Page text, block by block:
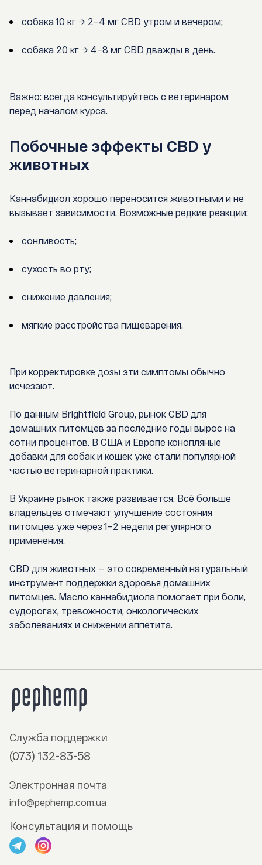
собака 10 кг → 2–4 мг CBD утром и вечером;
собака 20 кг → 4–8 мг CBD дважды в день.
Важно: всегда консультируйтесь с ветеринаром
перед началом курса.
Побочные эффекты CBD у
животных
Каннабидиол хорошо переносится животными и не
вызывает зависимости. Возможные редкие реакции:
сонливость;
сухость во рту;
снижение давления;
мягкие расстройства пищеварения.
При корректировке дозы эти симптомы обычно
исчезают.
По данным Brightfield Group, рынок CBD для
домашних питомцев за последние годы вырос на
сотни процентов. В США и Европе конопляные
добавки для собак и кошек уже стали популярной
частью ветеринарной практики.
В Украине рынок также развивается. Всё больше
владельцев отмечают улучшение состояния
питомцев уже через 1–2 недели регулярного
применения.
CBD для животных — это современный натуральный
инструмент поддержки здоровья домашних
питомцев. Масло каннабидиола помогает при боли,
судорогах, тревожности, онкологических
заболеваниях и снижении аппетита.
Служба поддержки
(073) 132-83-58
Электронная почта
info@pephemp.com.ua
Консультация и помощь